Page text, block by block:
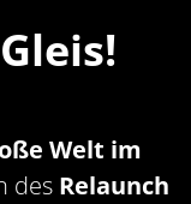
Welt im
des Relaunch